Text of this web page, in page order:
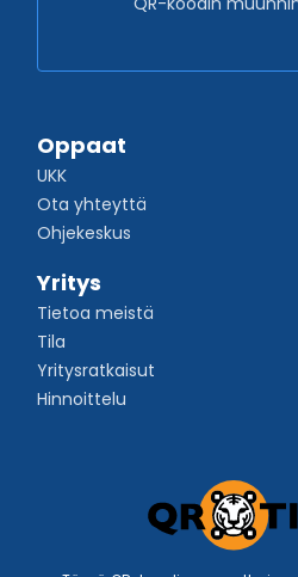
Oppaat
UKK
Ota yhteyttä
Ohjekeskus
Yritys
Tietoa meistä
Tila
Yritysratkaisut
Hinnoittelu